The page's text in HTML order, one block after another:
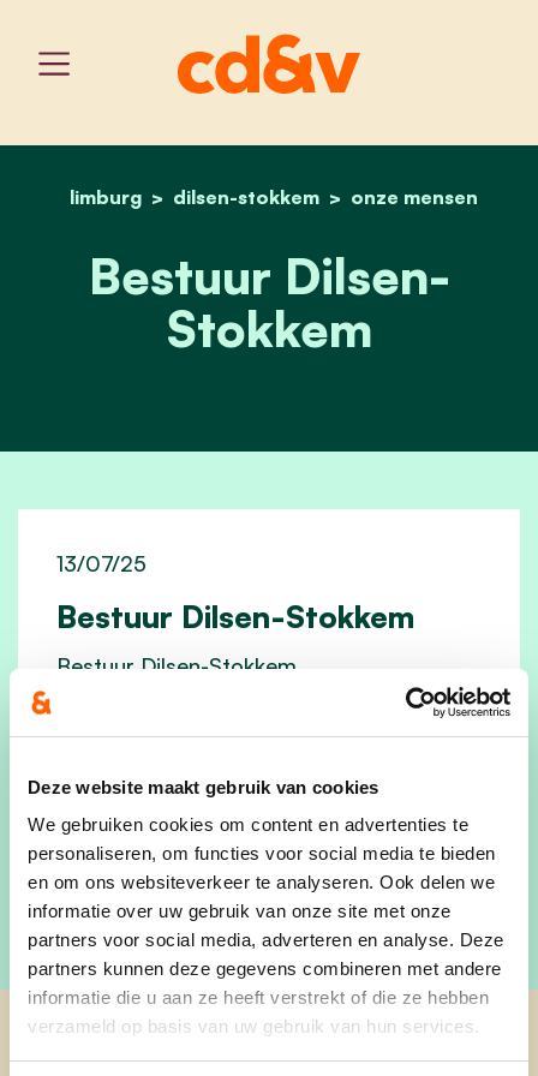
Deze website maakt gebruik van cookies
We gebruiken cookies om content en advertenties te
personaliseren, om functies voor social media te bieden
en om ons websiteverkeer te analyseren. Ook delen we
informatie over uw gebruik van onze site met onze
partners voor social media, adverteren en analyse. Deze
partners kunnen deze gegevens combineren met andere
informatie die u aan ze heeft verstrekt of die ze hebben
verzameld op basis van uw gebruik van hun services.
home
limburg dilsen-stokkem onze mensen
bestuur dilsen-stokkem
Bestuur Dilsen-
Stokkem
Bestuur Dilsen-Stokkem
13/07/25
Bestuur Dilsen-Stokkem
lees meer
cd&v Dilsen-Stokkem